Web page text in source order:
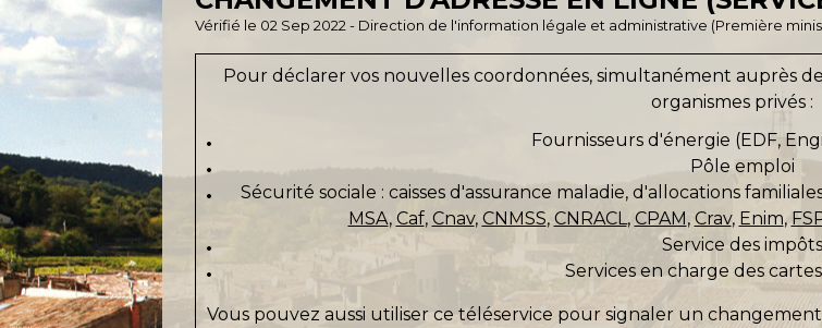
Vérifié le 02 Sep 2022 - Direction de l'information légale et administrative (Première
Pour déclarer vos nouvelles coordonnées, simultanément auprès
organismes privés :
Fournisseurs d'énergie (EDF,
Pôle emploi
Sécurité sociale : caisses d'assurance maladie, d'allocations
MSA, Caf, Cnav, CNMSS, CNRACL, CPAM, Crav, Enim,
Service des impôts
Services en charge des
Vous pouvez aussi utiliser ce téléservice pour signaler un